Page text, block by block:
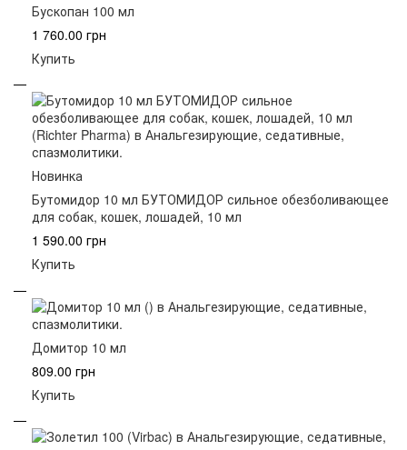
Бускопан 100 мл
1 760.00 грн
Купить
Новинка
Бутомидор 10 мл БУТОМИДОР сильное обезболивающее
для собак, кошек, лошадей, 10 мл
1 590.00 грн
Купить
Домитор 10 мл
809.00 грн
Купить